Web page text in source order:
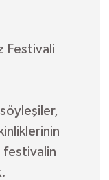
Festivali
festivalin